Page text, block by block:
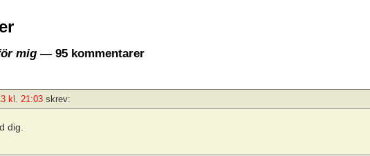
mig — 95 kommentarer
kl. 21:03 skrev:
dig.